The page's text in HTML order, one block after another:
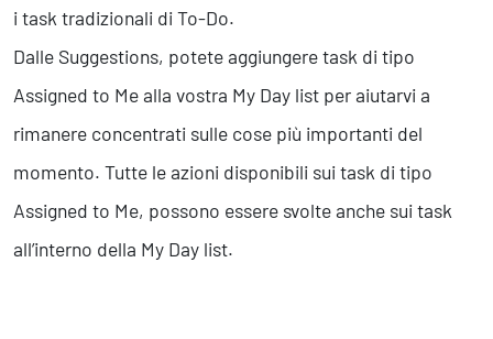
i task tradizionali di To-Do.
Dalle Suggestions, potete aggiungere task di tipo
Assigned to Me alla vostra My Day list per aiutarvi a
rimanere concentrati sulle cose più importanti del
momento. Tutte le azioni disponibili sui task di tipo
Assigned to Me, possono essere svolte anche sui task
all’interno della My Day list.